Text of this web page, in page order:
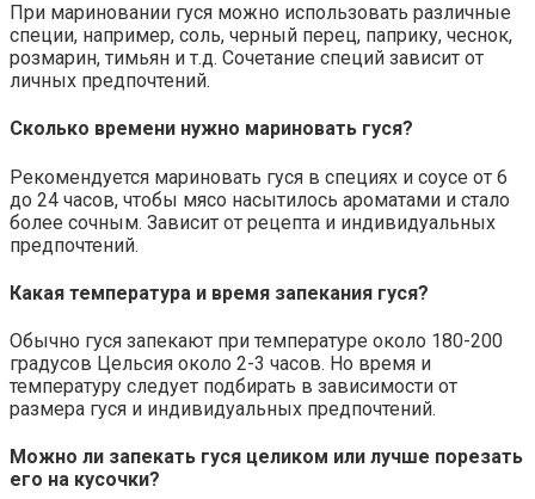
При мариновании гуся можно использовать различные
специи, например, соль, черный перец, паприку, чеснок,
розмарин, тимьян и т.д. Сочетание специй зависит от
личных предпочтений.
Сколько времени нужно мариновать гуся?
Рекомендуется мариновать гуся в специях и соусе от 6
до 24 часов, чтобы мясо насытилось ароматами и стало
более сочным. Зависит от рецепта и индивидуальных
предпочтений.
Какая температура и время запекания гуся?
Обычно гуся запекают при температуре около 180-200
градусов Цельсия около 2-3 часов. Но время и
температуру следует подбирать в зависимости от
размера гуся и индивидуальных предпочтений.
Можно ли запекать гуся целиком или лучше порезать
его на кусочки?